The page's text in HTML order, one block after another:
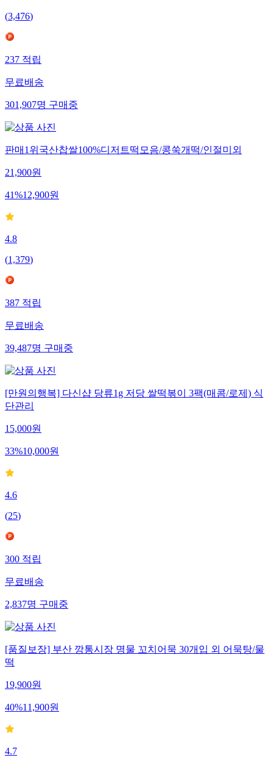
(3,476)
237 적립
무료배송
301,907명 구매중
판매1위국산찹쌀100%디저트떡모음/콩쑥개떡/인절미외
21,900원
41%12,900원
4.8
(1,379)
387 적립
무료배송
39,487명 구매중
[만원의행복] 다신샵 당류1g 저당 쌀떡볶이 3팩(매콤/로제) 식
단관리
15,000원
33%10,000원
4.6
(25)
300 적립
무료배송
2,837명 구매중
[품질보장] 부산 깡통시장 명물 꼬치어묵 30개입 외 어묵탕/물
떡
19,900원
40%11,900원
4.7